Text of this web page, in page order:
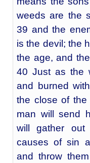
weeds are the
39 and the
is the devil; the
the age, and
40 Just as the
and burned
the close of
man will send
will gather out
causes of sin
and throw